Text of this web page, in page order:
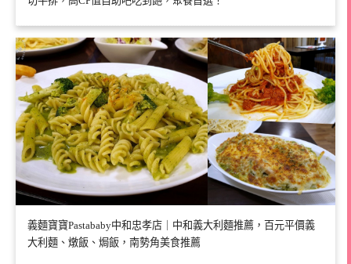
義麵寶寶Pastababy中和忠孝店｜中和義大利麵推薦，百元平價義
大利麵、燉飯、焗飯，南勢角美食推薦